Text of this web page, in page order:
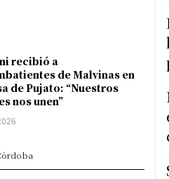
recibió a
de Malvinas en
de Pujato: “Nuestros
nos unen”